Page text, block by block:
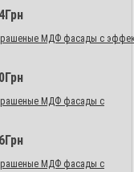
МДФ фасады с
МДФ фасады с
МДФ фасады с